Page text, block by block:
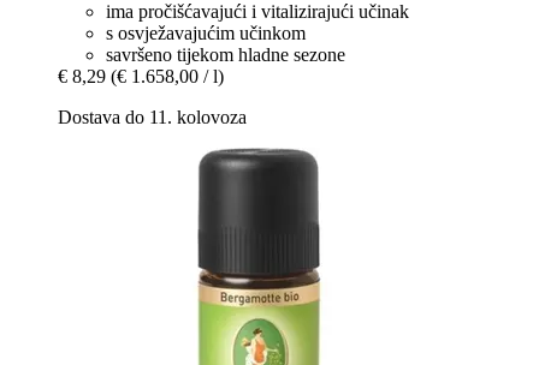
ima pročišćavajući i vitalizirajući učinak
s osvježavajućim učinkom
savršeno tijekom hladne sezone
€ 8,29 (€ 1.658,00 / l)
Dostava do 11. kolovoza